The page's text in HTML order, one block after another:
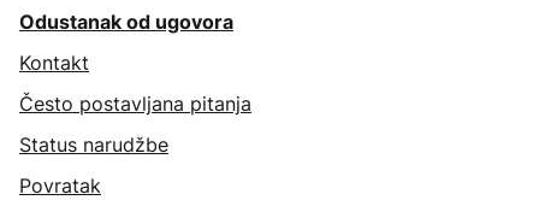
Odustanak od ugovora
Kontakt
Često postavljana pitanja
Status narudžbe
Povratak